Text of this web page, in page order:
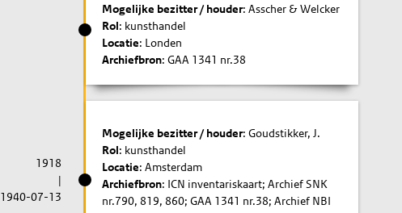
Mogelijke bezitter / houder: Asscher & Welcker
Rol: kunsthandel
Locatie: Londen
Archiefbron: GAA 1341 nr.38
1918
|
1940-07-13
Mogelijke bezitter / houder: Goudstikker, J.
Rol: kunsthandel
Locatie: Amsterdam
Archiefbron: ICN inventariskaart; Archief SNK
nr.790, 819, 860; GAA 1341 nr.38; Archief NBI